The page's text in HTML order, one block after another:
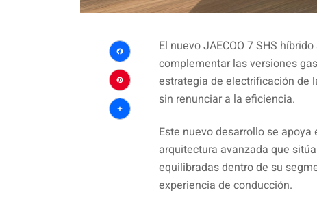
Facebook
Pinterest
Compartir
El nuevo JAECOO 7 SHS
complementar las versiones
estrategia de electrificación de
sin renunciar a la eficiencia.
Este nuevo desarrollo se
arquitectura avanzada que
equilibradas dentro de su
experiencia de conducción.